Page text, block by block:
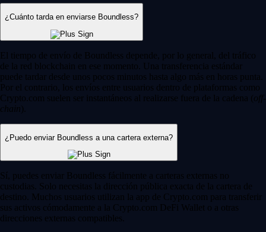
¿Cuánto tarda en enviarse Boundless?
El tiempo de envío de Boundless depende, por lo general, del tráfico
de la red blockchain en ese momento. Una transferencia estándar
puede tardar desde unos pocos minutos hasta algo más en horas punta.
Por el contrario, los envíos entre usuarios dentro de plataformas como
Crypto.com suelen ser instantáneos al realizarse fuera de la cadena (off-
chain ).
¿Puedo enviar Boundless a una cartera externa?
Sí, puedes enviar Boundless fácilmente a carteras externas no
custodias. Solo necesitas la dirección pública exacta de la cartera de
destino. Muchos usuarios utilizan la app de Crypto.com para transferir
sus activos cómodamente a la Crypto.com DeFi Wallet o a otras
direcciones externas compatibles.